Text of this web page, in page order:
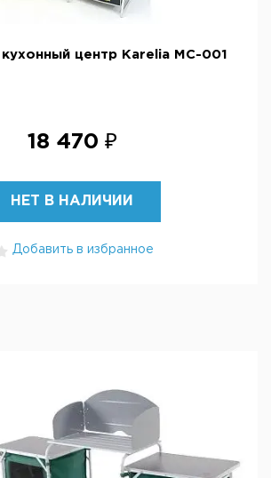
центр Karelia MC-001
18 470 ₽
НЕТ В НАЛИЧИИ
Добавить в избранное